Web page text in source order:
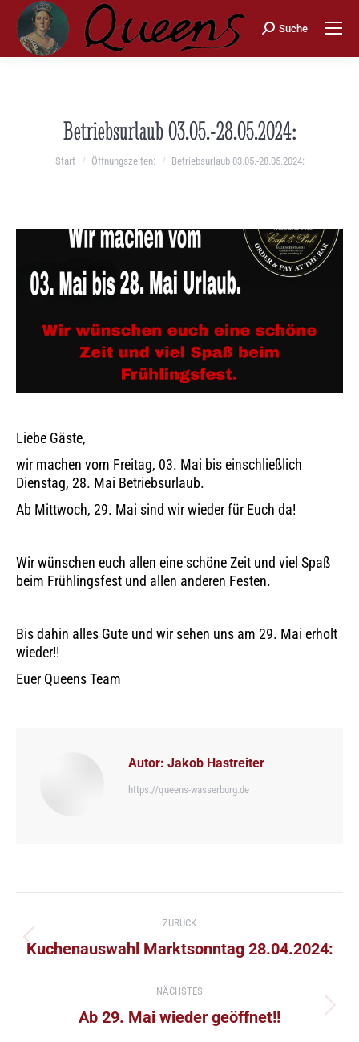
Search:
Suche
Betriebsurlaub 03.05.-28.05.2024:
Sie befinden sich hier:
Start Öffnungszeiten: Betriebsurlaub 03.05.-28.05.2024:
Liebe Gäste,
wir machen vom Freitag, 03. Mai bis einschließlich
Dienstag, 28. Mai Betriebsurlaub.
Ab Mittwoch, 29. Mai sind wir wieder für Euch da!
Wir wünschen euch allen eine schöne Zeit und viel Spaß
beim Frühlingsfest und allen anderen Festen.
Bis dahin alles Gute und wir sehen uns am 29. Mai erholt
wieder!!
Euer Queens Team
Autor: Jakob Hastreiter
https://queens-wasserburg.de
ZURÜCK
Vorheriger
Kuchenauswahl Marktsonntag 28.04.2024:
NÄCHSTES
Nächster
Ab 29. Mai wieder geöffnet!!